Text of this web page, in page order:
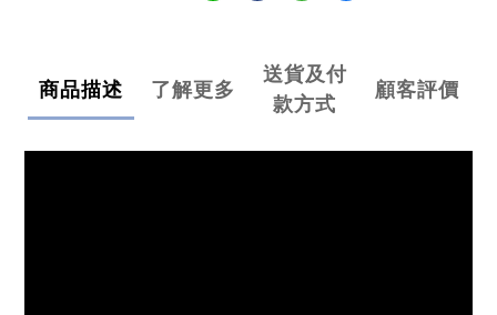
商品描述 了解更多
送貨及付
款方式
顧客評價